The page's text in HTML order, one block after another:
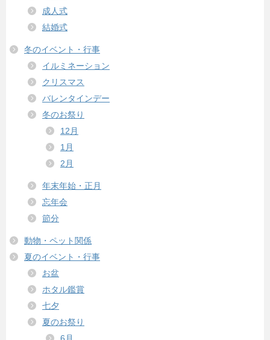
成人式
結婚式
冬のイベント・行事
イルミネーション
クリスマス
バレンタインデー
冬のお祭り
12月
1月
2月
年末年始・正月
忘年会
節分
動物・ペット関係
夏のイベント・行事
お盆
ホタル鑑賞
七夕
夏のお祭り
6月